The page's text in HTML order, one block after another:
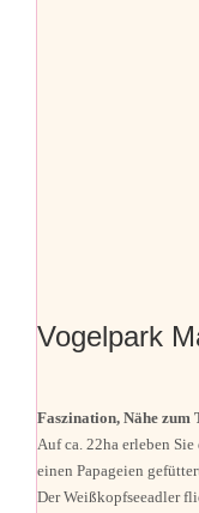
Vogelpark
Faszination, Nähe zum
Auf ca. 22ha erleben
einen Papageien
Der Weißkopfseeadler